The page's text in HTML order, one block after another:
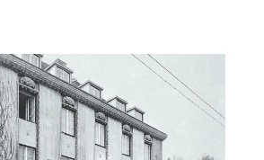
baterie Mythos Water Hub All
- Franke